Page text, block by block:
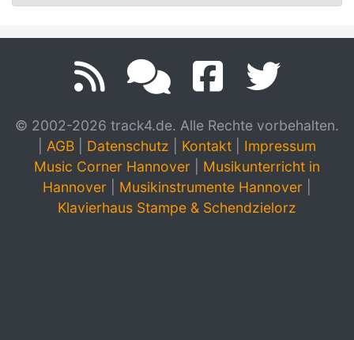
© 2002-2026 track4.de. Alle Rechte vorbehalten.
AGB Datenschutz Kontakt
Impressum
Music Corner Hannover
Musikunterricht in
Hannover
Musikinstrumente Hannover
Klavierhaus Stampe & Schendzielorz